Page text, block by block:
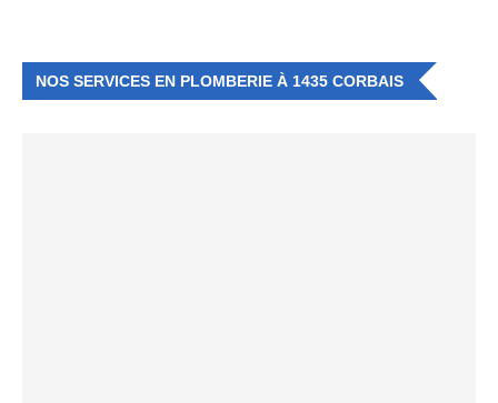
NOS SERVICES EN PLOMBERIE À 1435 CORBAIS